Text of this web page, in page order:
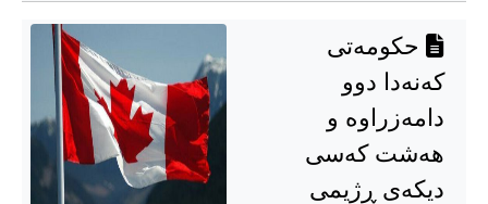
حکومەتی
کەنەدا دوو
دامەزراوە و
هەشت کەسی
دیکەی ڕژیمی